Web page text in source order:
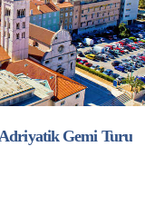
Gemi Turu